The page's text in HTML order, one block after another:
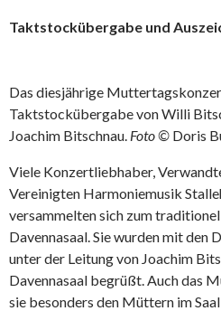
Taktstockübergabe und
Das diesjährige
Taktstockübergabe von Willi
Joachim Bitschnau. Foto © Doris
Viele Konzertliebhaber,
Vereinigten Harmoniemusik
versammelten sich zum
Davennasaal. Sie wurden mit den
unter der Leitung von Joachim
Davennasaal begrüßt. Auch das
sie besonders den Müttern im